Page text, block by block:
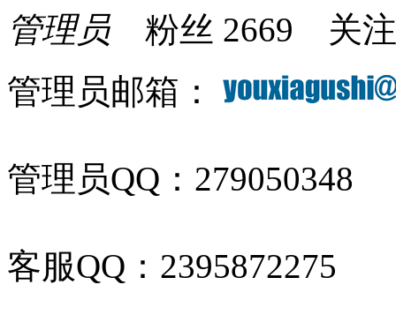
管理员 粉丝 2669 关
管理员邮箱：
管理员QQ：279050348
客服QQ：2395872275